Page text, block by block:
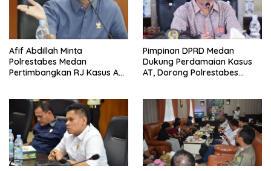
Afif Abdillah Minta
Polrestabes Medan
Pertimbangkan RJ Kasus AT
Pimpinan DPRD Medan
Dukung Perdamaian Kasus
AT, Dorong Polrestabes